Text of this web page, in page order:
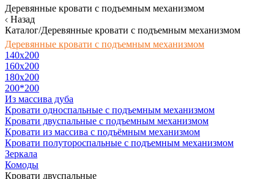
Деревянные кровати с подъемным механизмом
Назад
Каталог/Деревянные кровати с подъемным механизмом
Деревянные кровати с подъемным механизмом
140x200
160х200
180х200
200*200
Из массива дуба
Кровати односпальные с подъемным механизмом
Кровати двуспальные с подъемным механизмом
Кровати из массива с подъёмным механизмом
Кровати полутороспальные с подъемным механизмом
Зеркала
Комоды
Кровати двуспальные